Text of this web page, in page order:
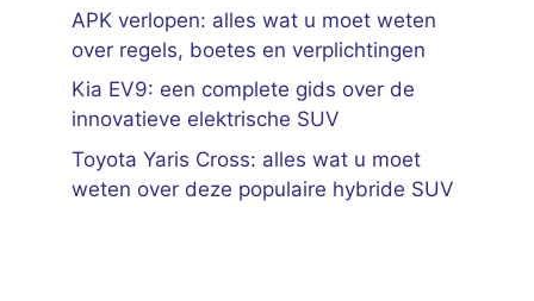
APK verlopen: alles wat u moet weten
over regels, boetes en verplichtingen
Kia EV9: een complete gids over de
innovatieve elektrische SUV
Toyota Yaris Cross: alles wat u moet
weten over deze populaire hybride SUV